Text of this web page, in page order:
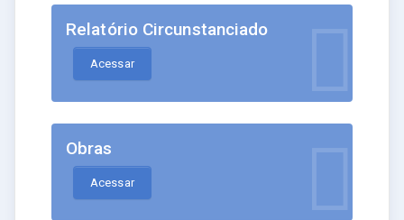
Relatório Circunstanciado
Acessar
Obras
Acessar